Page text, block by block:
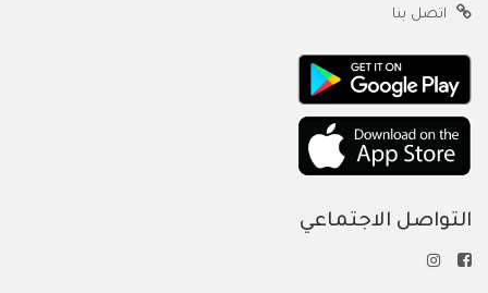
اتصل بنا
التواصل الاجتماعي